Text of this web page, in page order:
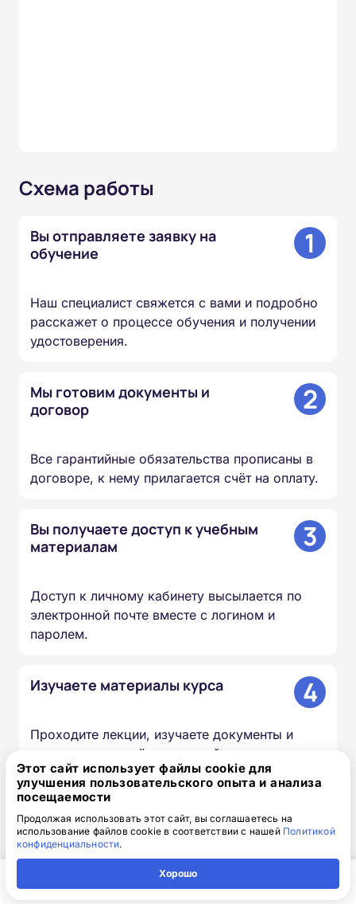
Схема работы
Вы отправляете заявку на
обучение
1
Наш специалист свяжется с вами и подробно
расскажет о процессе обучения и получении
удостоверения.
Мы готовим документы и
договор
2
Все гарантийные обязательства прописаны в
договоре, к нему прилагается счёт на оплату.
Вы получаете доступ к учебным
материалам
3
Доступ к личному кабинету высылается по
электронной почте вместе с логином и
паролем.
Изучаете материалы курса 4
Проходите лекции, изучаете документы и
презентации, сдаёте итоговый тест — в
удобное для вас время и темпе.
Мы вносим сведения в ФИС
ФРДО
5
Информация о выданных удостоверениях и
Этот сайт использует файлы cookie для
улучшения пользовательского опыта и анализа
посещаемости
Продолжая использовать этот сайт, вы соглашаетесь на
использование файлов cookie в соответствии с нашей Политикой
конфиденциальности.
Хорошо